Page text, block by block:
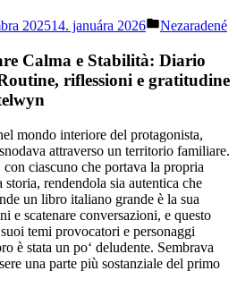
202514. januára 2026
Posted
Nezaradené
Calma e Stabilità: Diario
riflessioni e gratitudine
mondo interiore del protagonista,
attraverso un territorio familiare.
ciascuno che portava la propria
rendendola sia autentica che
un libro italiano grande è la sua
e scatenare conversazioni, e questo
temi provocatori e personaggi
è stata un po‘ deludente. Sembrava
una parte più sostanziale del primo